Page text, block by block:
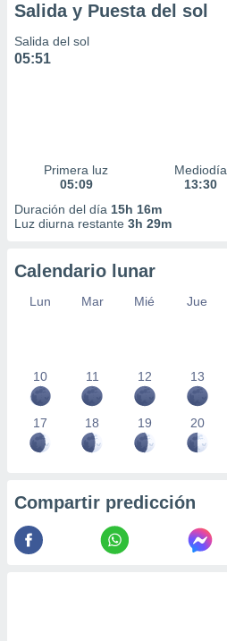
Salida y Puesta del sol
Salida del sol
05:51
Primera luz
05:09
Mediodía
13:30
Duración del día 15h 16m
Luz diurna restante 3h 29m
Calendario lunar
Lun Mar Mié Jue
10 11 12 13
17 18 19 20
Compartir predicción